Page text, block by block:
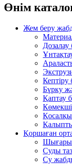
Өнім
Жем беру
Дозалау
Кептіру
Бүрку
Қаптау
Қоршаған
Суды
Су